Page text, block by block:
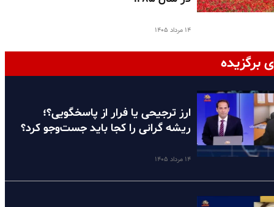
۱۴ مرداد ۱۴۰۵
برگزیده
ارز ترجیحی یا فرار از پاسخگویی؟؛
ریشه گرانی را کجا باید جست‌وجو کرد؟
۱۴ مرداد ۱۴۰۵